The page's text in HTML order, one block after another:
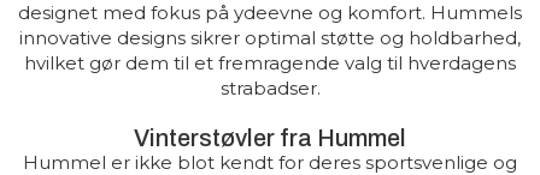
designet med fokus på ydeevne og komfort. Hummels
innovative designs sikrer optimal støtte og holdbarhed,
hvilket gør dem til et fremragende valg til hverdagens
strabadser.
Vinterstøvler fra Hummel
Hummel er ikke blot kendt for deres sportsvenlige og